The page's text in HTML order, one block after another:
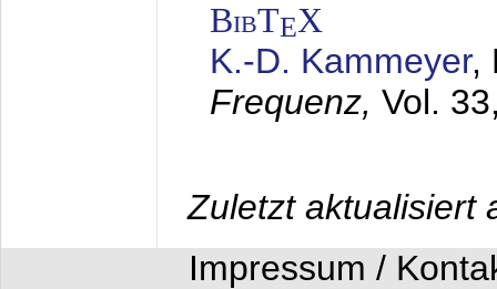
BibTEX
K.-D. Kammeyer,
Frequenz, Vol.
Zuletzt aktualisiert
Impressum /